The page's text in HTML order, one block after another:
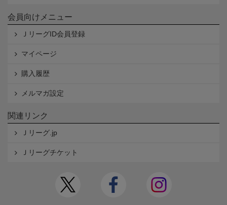
会員向けメニュー
ＪリーグID会員登録
マイページ
購入履歴
メルマガ設定
関連リンク
Ｊリーグ.jp
Ｊリーグチケット